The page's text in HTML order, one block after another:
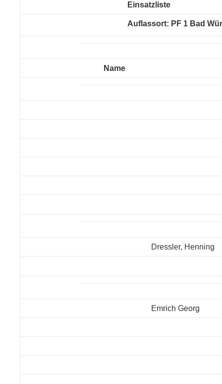
Einsatzliste
Auflassort: PF 1 Bad
Name
Dressler, Henning
Emrich Georg